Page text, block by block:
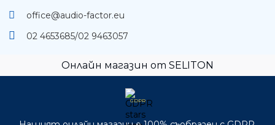
office@audio-factor.eu
02 4653685/02 9463057
Онлайн магазин от SELITON
GDPR